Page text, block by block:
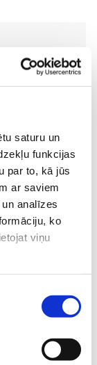
saturu un
funkcijas
par to, kā jūs
ar saviem
analīzes
ko
viņu
atslēga”
smarža
atkal
RĪGA